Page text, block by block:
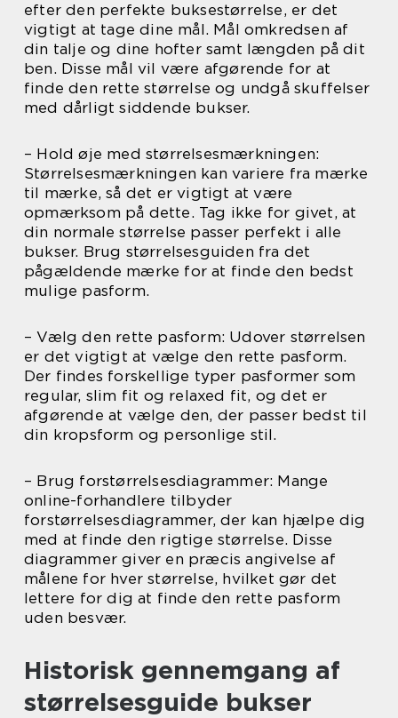
efter den perfekte buksestørrelse, er det
vigtigt at tage dine mål. Mål omkredsen af
din talje og dine hofter samt længden på dit
ben. Disse mål vil være afgørende for at
finde den rette størrelse og undgå skuffelser
med dårligt siddende bukser.
– Hold øje med størrelsesmærkningen:
Størrelsesmærkningen kan variere fra mærke
til mærke, så det er vigtigt at være
opmærksom på dette. Tag ikke for givet, at
din normale størrelse passer perfekt i alle
bukser. Brug størrelsesguiden fra det
pågældende mærke for at finde den bedst
mulige pasform.
– Vælg den rette pasform: Udover størrelsen
er det vigtigt at vælge den rette pasform.
Der findes forskellige typer pasformer som
regular, slim fit og relaxed fit, og det er
afgørende at vælge den, der passer bedst til
din kropsform og personlige stil.
– Brug forstørrelsesdiagrammer: Mange
online-forhandlere tilbyder
forstørrelsesdiagrammer, der kan hjælpe dig
med at finde den rigtige størrelse. Disse
diagrammer giver en præcis angivelse af
målene for hver størrelse, hvilket gør det
lettere for dig at finde den rette pasform
uden besvær.
Historisk gennemgang af
størrelsesguide bukser